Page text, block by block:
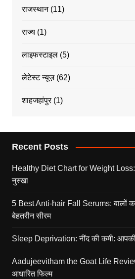
राजस्थान(11)
राज्य(1)
लाइफस्टाइल(5)
लेटेस्ट न्यूज़(62)
शाहजहांपुर(1)
Recent Posts
Healthy Diet Chart for Weight Loss:
नुस्खा
5 Best Anti-hair Fall Serums: बालों
बेहतरीन सीरम
Sleep Deprivation: नींद की कमी:
Aadujeevitham the Goat Life
आधारित फिल्म